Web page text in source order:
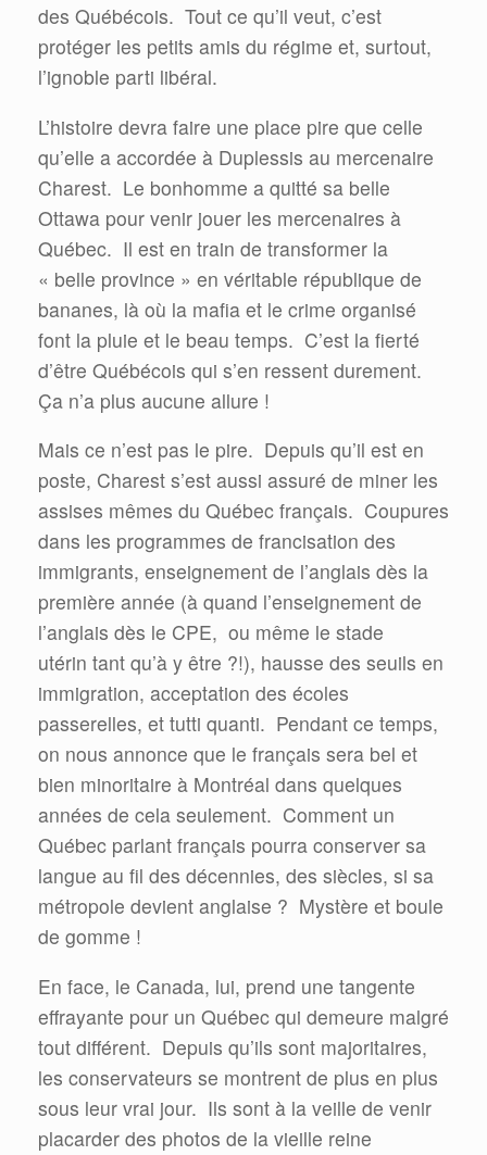
des Québécois. Tout ce qu’il veut, c’est
protéger les petits amis du régime et, surtout,
l’ignoble parti libéral.
L’histoire devra faire une place pire que celle
qu’elle a accordée à Duplessis au mercenaire
Charest. Le bonhomme a quitté sa belle
Ottawa pour venir jouer les mercenaires à
Québec. Il est en train de transformer la
« belle province » en véritable république de
bananes, là où la mafia et le crime organisé
font la pluie et le beau temps. C’est la fierté
d’être Québécois qui s’en ressent durement.
Ça n’a plus aucune allure !
Mais ce n’est pas le pire. Depuis qu’il est en
poste, Charest s’est aussi assuré de miner les
assises mêmes du Québec français. Coupures
dans les programmes de francisation des
immigrants, enseignement de l’anglais dès la
première année (à quand l’enseignement de
l’anglais dès le CPE, ou même le stade
utérin tant qu’à y être ?!), hausse des seuils en
immigration, acceptation des écoles
passerelles, et tutti quanti. Pendant ce temps,
on nous annonce que le français sera bel et
bien minoritaire à Montréal dans quelques
années de cela seulement. Comment un
Québec parlant français pourra conserver sa
langue au fil des décennies, des siècles, si sa
métropole devient anglaise ? Mystère et boule
de gomme !
En face, le Canada, lui, prend une tangente
effrayante pour un Québec qui demeure malgré
tout différent. Depuis qu’ils sont majoritaires,
les conservateurs se montrent de plus en plus
sous leur vrai jour. Ils sont à la veille de venir
placarder des photos de la vieille reine